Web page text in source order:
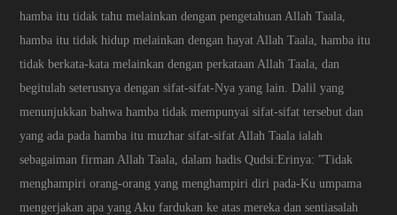
hamba itu tidak tahu melainkan dengan pengetahuan Allah Taala,
hamba itu tidak hidup melainkan dengan hayat Allah Taala, hamba itu
tidak berkata-kata melainkan dengan perkataan Allah Taala, dan
begitulah seterusnya dengan sifat-sifat-Nya yang lain. Dalil yang
menunjukkan bahwa hamba tidak mempunyai sifat-sifat tersebut dan
yang ada pada hamba itu muzhar sifat-sifat Allah Taala ialah
sebagaiman firman Allah Taala, dalam hadis Qudsi:Erinya: ”Tidak
menghampiri orang-orang yang menghampiri diri pada-Ku umpama
mengerjakan apa yang Aku fardukan ke atas mereka dan sentiasalah